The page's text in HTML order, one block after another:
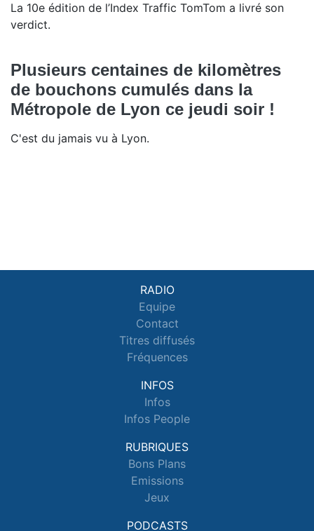
La 10e édition de l’Index Traffic TomTom a livré son
verdict.
Plusieurs centaines de kilomètres
de bouchons cumulés dans la
Métropole de Lyon ce jeudi soir !
C'est du jamais vu à Lyon.
RADIO
Equipe
Contact
Titres diffusés
Fréquences
INFOS
Infos
Infos People
RUBRIQUES
Bons Plans
Emissions
Jeux
PODCASTS